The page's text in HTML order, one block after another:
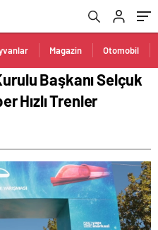
Magazin Otomobil
Başkanı Selçuk
Hızlı Trenler